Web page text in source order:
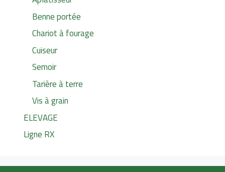
Benne portée
Chariot à fourage
Cuiseur
Semoir
Tarière à terre
Vis à grain
ELEVAGE
Ligne RX